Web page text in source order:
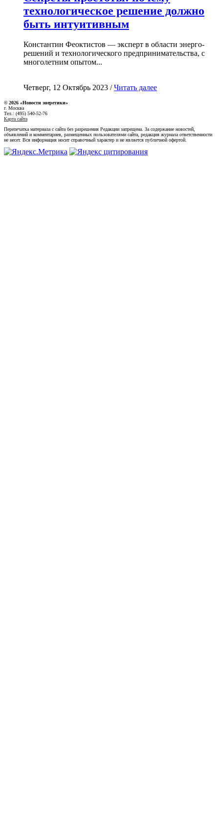
технологическое решение должно
быть интуитивным
Константин Феоктистов — эксперт в области энерго-
решений и технологического предпринимательства, с
многолетним опытом...
Четверг, 12 Октябрь 2023 /Читать далее
© 2026 «Новости энеретики»
г. Москва
Тел.: (495) 540-52-76
Карта сайта
Перепечатка материала с сайта без разрешения Редакции запрещена. За содержание новостей,
объявлений и комментариев, размещенных пользователями сайта, редакция журнала ответственности
не несет. Вся информация носит справочный характер и не является публичной офертой.